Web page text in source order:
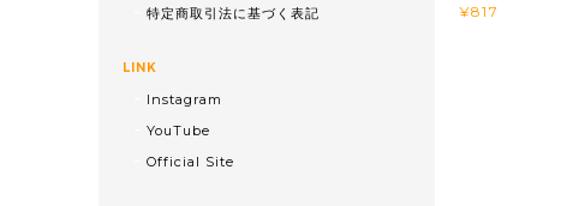
¥817
特定商取引法に基づく表記
LINK
Instagram
YouTube
Official Site